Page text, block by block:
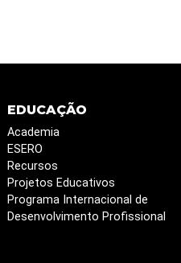
EDUCAÇÃO
Academia
ESERO
Recursos
Projetos Educativos
Programa Internacional de
Desenvolvimento Profissional